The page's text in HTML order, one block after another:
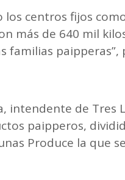
centros fijos
más de 640 mil
familias paipperas”,
intendente de Tres
paipperos,
Produce la que